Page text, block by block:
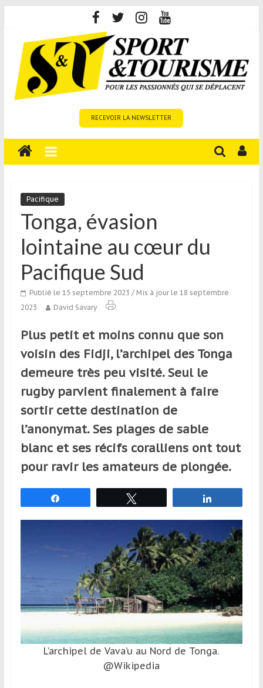
content
Tourisme
est
média
sur
tourisme
sportif
qui
aux
voyageurs
ou
réguliers,
pratiquants,
ou
simples
spectateurs
sport,
qui
déplacent
en
leur
tout
RECEVOIR LA NEWSLETTER
Pacifique
Tonga, évasion
lointaine au cœur du
Pacifique Sud
Publié le 15 septembre 2023 / Mis à jour le 18 septembre
2023
David Savary
Plus petit et moins connu que son
voisin des Fidji, l’archipel des Tonga
demeure très peu visité. Seul le
rugby parvient finalement à faire
sortir cette destination de
l’anonymat. Ses plages de sable
blanc et ses récifs coralliens ont tout
pour ravir les amateurs de plongée.
L’archipel de Vava’u au Nord de Tonga.
@Wikipedia